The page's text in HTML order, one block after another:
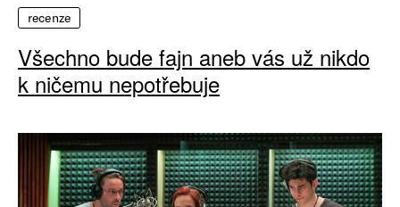
recenze
Všechno bude fajn aneb vás už nikdo
k ničemu nepotřebuje